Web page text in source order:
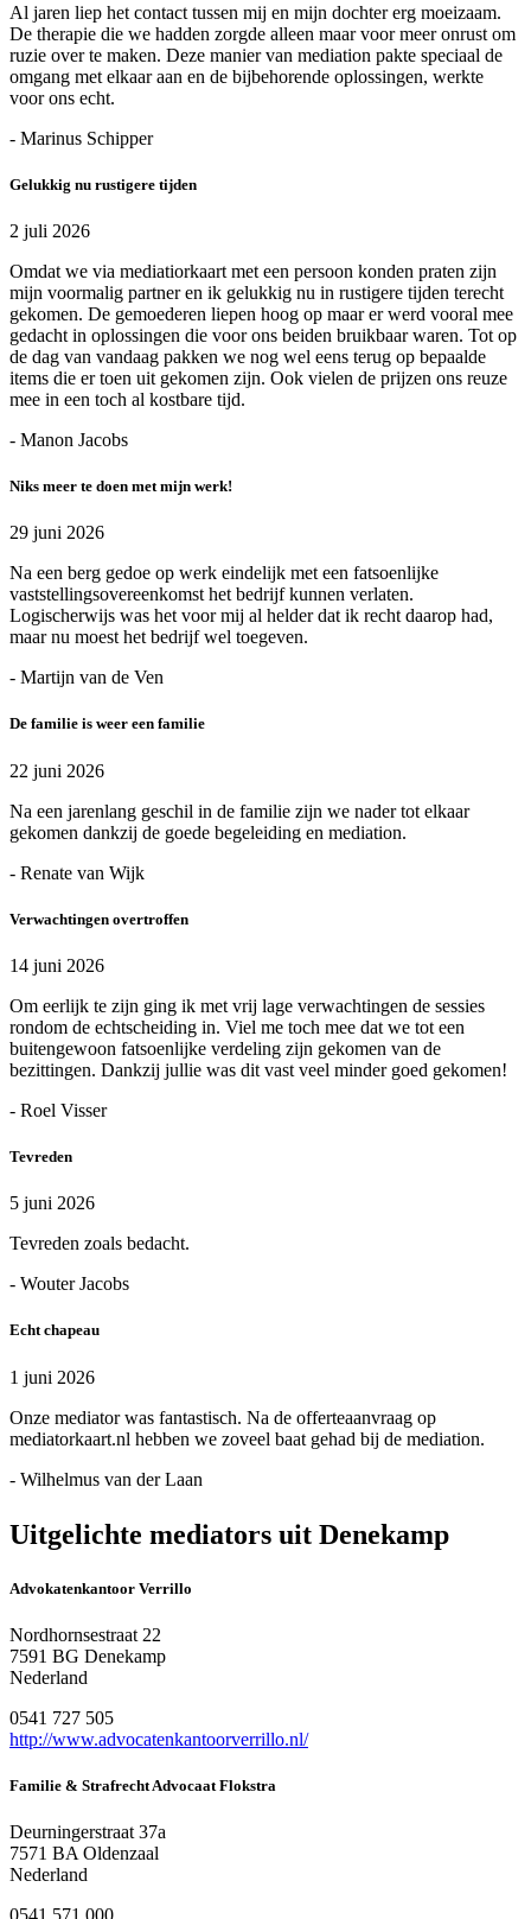
Al jaren liep het contact tussen mij en mijn dochter erg moeizaam.
De therapie die we hadden zorgde alleen maar voor meer onrust om
ruzie over te maken. Deze manier van mediation pakte speciaal de
omgang met elkaar aan en de bijbehorende oplossingen, werkte
voor ons echt.
- Marinus Schipper
Gelukkig nu rustigere tijden
2 juli 2026
Omdat we via mediatiorkaart met een persoon konden praten zijn
mijn voormalig partner en ik gelukkig nu in rustigere tijden terecht
gekomen. De gemoederen liepen hoog op maar er werd vooral mee
gedacht in oplossingen die voor ons beiden bruikbaar waren. Tot op
de dag van vandaag pakken we nog wel eens terug op bepaalde
items die er toen uit gekomen zijn. Ook vielen de prijzen ons reuze
mee in een toch al kostbare tijd.
- Manon Jacobs
Niks meer te doen met mijn werk!
29 juni 2026
Na een berg gedoe op werk eindelijk met een fatsoenlijke
vaststellingsovereenkomst het bedrijf kunnen verlaten.
Logischerwijs was het voor mij al helder dat ik recht daarop had,
maar nu moest het bedrijf wel toegeven.
- Martijn van de Ven
De familie is weer een familie
22 juni 2026
Na een jarenlang geschil in de familie zijn we nader tot elkaar
gekomen dankzij de goede begeleiding en mediation.
- Renate van Wijk
Verwachtingen overtroffen
14 juni 2026
Om eerlijk te zijn ging ik met vrij lage verwachtingen de sessies
rondom de echtscheiding in. Viel me toch mee dat we tot een
buitengewoon fatsoenlijke verdeling zijn gekomen van de
bezittingen. Dankzij jullie was dit vast veel minder goed gekomen!
- Roel Visser
Tevreden
5 juni 2026
Tevreden zoals bedacht.
- Wouter Jacobs
Echt chapeau
1 juni 2026
Onze mediator was fantastisch. Na de offerteaanvraag op
mediatorkaart.nl hebben we zoveel baat gehad bij de mediation.
- Wilhelmus van der Laan
Uitgelichte mediators uit Denekamp
Advokatenkantoor Verrillo
Nordhornsestraat 22
7591 BG Denekamp
Nederland
0541 727 505
http://www.advocatenkantoorverrillo.nl/
Familie & Strafrecht Advocaat Flokstra
Deurningerstraat 37a
7571 BA Oldenzaal
Nederland